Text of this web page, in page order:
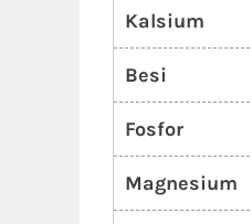
Kalsium
Besi
Fosfor
Magnesium